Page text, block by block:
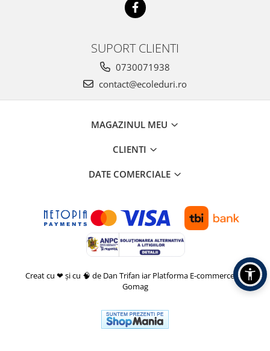
SUPORT CLIENTI
0730071938
contact@ecoleduri.ro
MAGAZINUL MEU
CLIENTI
DATE COMERCIALE
Creat cu ❤ și cu 🧠 de Dan Trifan iar Platforma E-commerce by
Gomag